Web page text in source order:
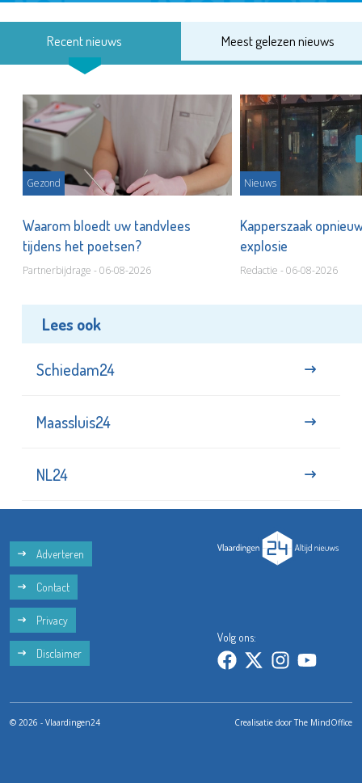
Recent nieuws Meest gelezen nieuws
Gezond
Waarom bloedt uw tandvlees
tijdens het poetsen?
Partnerbijdrage - 06-08-2026
Nieuws
Kapperszaak
explosie
Redactie - 06-08-2026
Lees ook
Schiedam24
Maassluis24
NL24
Adverteren
Contact
Privacy
Disclaimer
Volg ons:
© 2026 - Vlaardingen24 Crealisatie doorThe MindOffice